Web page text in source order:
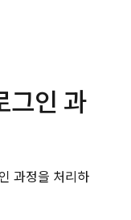
그인 과
과정을 처리하